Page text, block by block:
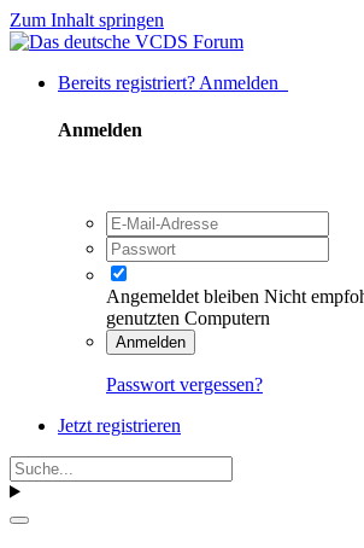
Zum Inhalt springen
Bereits registriert? Anmelden
Anmelden
Angemeldet bleiben Nicht
genutzten Computern
Anmelden
Passwort vergessen?
Jetzt registrieren